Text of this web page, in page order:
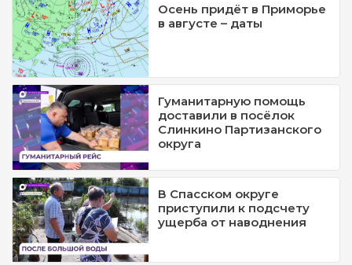
Осень придёт в Приморье
в августе – даты
Гуманитарную помощь
доставили в посёлок
Слинкино Партизанского
округа
В Спасском округе
приступили к подсчету
ущерба от наводнения